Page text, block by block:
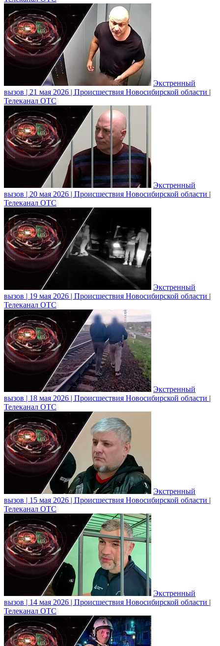
Экстренный
вызов | 21 мая 2026 | Происшествия Новосибирской области |
Телеканал ОТС
Экстренный
вызов | 20 мая 2026 | Происшествия Новосибирской области |
Телеканал ОТС
Экстренный
вызов | 19 мая 2026 | Происшествия Новосибирской области |
Телеканал ОТС
Экстренный
вызов | 18 мая 2026 | Происшествия Новосибирской области |
Телеканал ОТС
Экстренный
вызов | 15 мая 2026 | Происшествия Новосибирской области |
Телеканал ОТС
Экстренный
вызов | 14 мая 2026 | Происшествия Новосибирской области |
Телеканал ОТС